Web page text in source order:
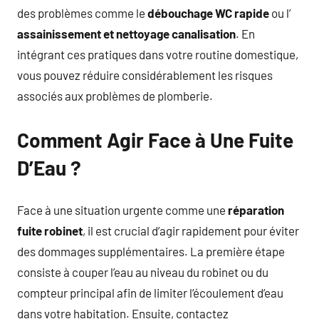
des problèmes comme le débouchage WC rapide ou l’
assainissement et nettoyage canalisation. En
intégrant ces pratiques dans votre routine domestique,
vous pouvez réduire considérablement les risques
associés aux problèmes de plomberie.
Comment Agir Face à Une Fuite
D’Eau ?
Face à une situation urgente comme une réparation
fuite robinet, il est crucial d’agir rapidement pour éviter
des dommages supplémentaires. La première étape
consiste à couper l’eau au niveau du robinet ou du
compteur principal afin de limiter l’écoulement d’eau
dans votre habitation. Ensuite, contactez